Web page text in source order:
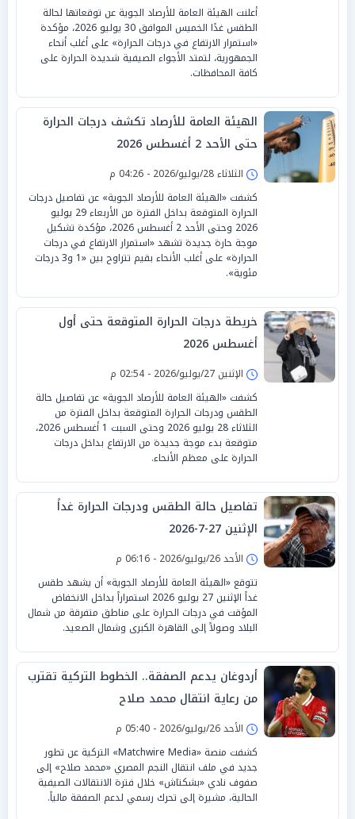
أعلنت الهيئة العامة للأرصاد الجوية عن توقعاتها لحالة
الطقس غدًا الخميس الموافق 30 يوليو 2026، مؤكدة
«استمرار الارتفاع في درجات الحرارة» على أغلب أنحاء
الجمهورية، لتمتد الأجواء الصيفية شديدة الحرارة على
كافة المحافظات.
الهيئة العامة للأرصاد تكشف درجات الحرارة
حتى الأحد 2 أغسطس 2026
الثلاثاء 28/يوليو/2026 - 04:26 م
كشفت «الهيئة العامة للأرصاد الجوية» عن تفاصيل درجات
الحرارة المتوقعة بداخل الفترة من الأربعاء 29 يوليو
2026 وحتى الأحد 2 أغسطس 2026، مؤكدة تشكيل
موجة حارة جديدة تشهد «استمرار الارتفاع في درجات
الحرارة» على أغلب الأنحاء بقيم تتراوح بين «1 و3 درجات
مئوية».
خريطة درجات الحرارة المتوقعة حتى أول
أغسطس 2026
الإثنين 27/يوليو/2026 - 02:54 م
كشفت «الهيئة العامة للأرصاد الجوية» عن تفاصيل حالة
الطقس ودرجات الحرارة المتوقعة بداخل الفترة من
الثلاثاء 28 يوليو 2026 وحتى السبت 1 أغسطس 2026،
متوقعة بدء موجة جديدة من الارتفاع بداخل درجات
الحرارة على معظم الأنحاء.
تفاصيل حالة الطقس ودرجات الحرارة غداً
الإثنين 27-7-2026
الأحد 26/يوليو/2026 - 06:16 م
تتوقع «الهيئة العامة للأرصاد الجوية» أن يشهد طقس
غداً الإثنين 27 يوليو 2026 استمراراً بداخل الانخفاض
المؤقت في درجات الحرارة على مناطق متفرقة من شمال
البلاد وصولاً إلى القاهرة الكبرى وشمال الصعيد.
أردوغان يدعم الصفقة.. الخطوط التركية تقترب
من رعاية انتقال محمد صلاح
الأحد 26/يوليو/2026 - 05:40 م
كشفت منصة «Matchwire Media» التركية عن تطور
جديد في ملف انتقال النجم المصري «محمد صلاح» إلى
صفوف نادي «بشكتاش» خلال فترة الانتقالات الصيفية
الحالية، مشيرة إلى تحرك رسمي لدعم الصفقة مالياً.